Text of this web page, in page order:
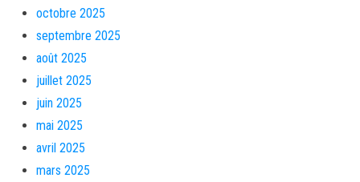
octobre 2025
septembre 2025
août 2025
juillet 2025
juin 2025
mai 2025
avril 2025
mars 2025